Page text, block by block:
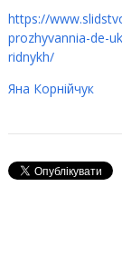
https://
prozhyvannia-de-
ridnykh/
Яна Корнійчук